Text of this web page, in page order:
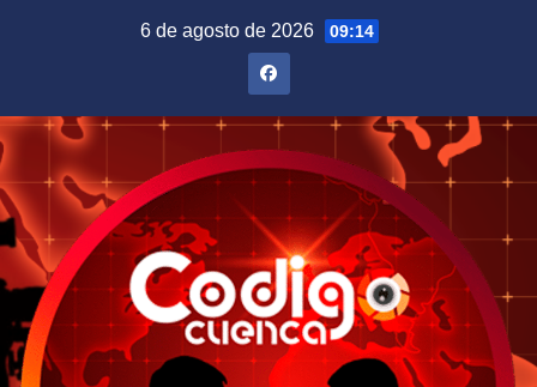
6 de agosto de 2026 09:14